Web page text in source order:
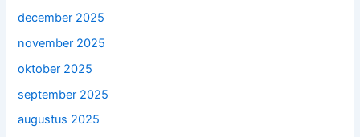
december 2025
november 2025
oktober 2025
september 2025
augustus 2025